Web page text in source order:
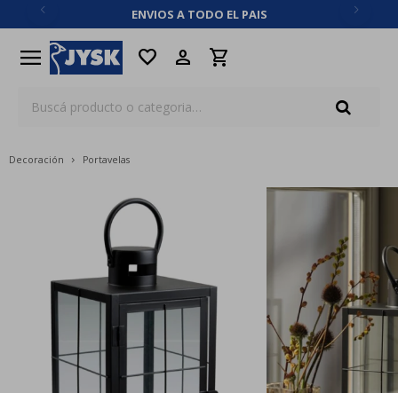
ENVIOS A TODO EL PAIS
menu favorite
Decoración Portavelas
close